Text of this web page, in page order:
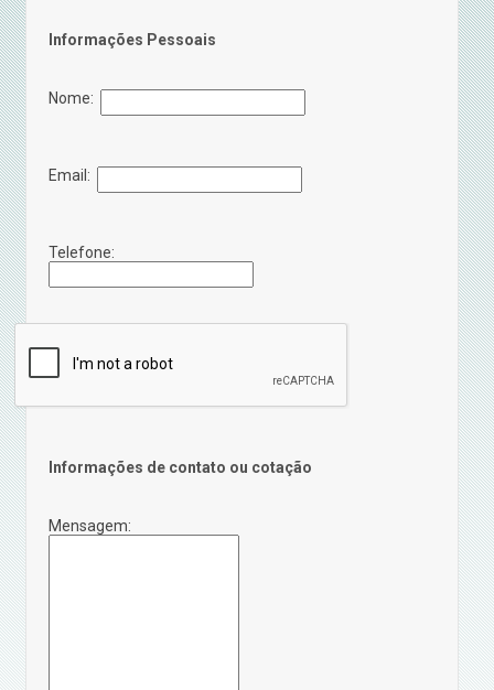
Informações Pessoais
Nome:
Email:
Telefone:
Informações de contato ou cotação
Mensagem: